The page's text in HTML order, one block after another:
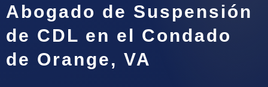
Abogado de Suspensión
de CDL en el Condado
de Orange, VA